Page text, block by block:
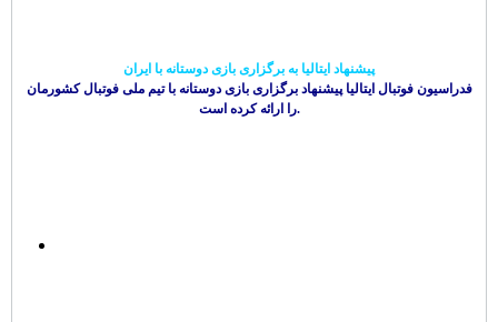
پیشنهاد ایتالیا به برگزاری بازی دوستانه با ایران
فدراسیون فوتبال ایتالیا پیشنهاد برگزاری بازی دوستانه با تیم ملی فوتبال کشورمان
را ارائه کرده است.